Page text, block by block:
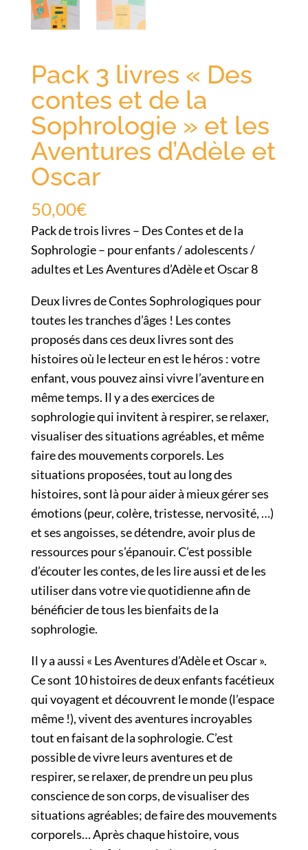
Pack 3 livres « Des
contes et de la
Sophrologie » et les
Aventures d’Adèle et
Oscar
50,00€
Pack de trois livres – Des Contes et de la
Sophrologie – pour enfants / adolescents /
adultes et Les Aventures d’Adèle et Oscar 8
Deux livres de Contes Sophrologiques pour
toutes les tranches d’âges ! Les contes
proposés dans ces deux livres sont des
histoires où le lecteur en est le héros : votre
enfant, vous pouvez ainsi vivre l’aventure en
même temps. Il y a des exercices de
sophrologie qui invitent à respirer, se relaxer,
visualiser des situations agréables, et même
faire des mouvements corporels. Les
situations proposées, tout au long des
histoires, sont là pour aider à mieux gérer ses
émotions (peur, colère, tristesse, nervosité, …)
et ses angoisses, se détendre, avoir plus de
ressources pour s’épanouir. C’est possible
d’écouter les contes, de les lire aussi et de les
utiliser dans votre vie quotidienne afin de
bénéficier de tous les bienfaits de la
sophrologie.
Il y a aussi « Les Aventures d’Adèle et Oscar ».
Ce sont 10 histoires de deux enfants facétieux
qui voyagent et découvrent le monde (l’espace
même !), vivent des aventures incroyables
tout en faisant de la sophrologie.C’est
possible de vivre leurs aventures et de
respirer, se relaxer, de prendre un peu plus
conscience de son corps, de visualiser des
situations agréables; de faire des mouvements
corporels…Après chaque histoire, vous